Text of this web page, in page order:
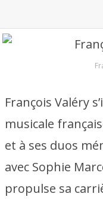
François Valéry
musicale
et à ses duos
avec Sophie
propulse sa